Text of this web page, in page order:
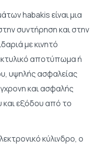
habakis είναι μια
συντήρηση και στην
με κινητό
αποτύπωμα ή
υψηλής ασφαλείας
και ασφαλής
και εξόδου από το
κύλινδρο, ο